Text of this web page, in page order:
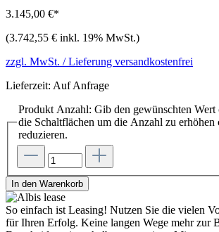
3.145,00 €*
(3.742,55 € inkl. 19% MwSt.)
zzgl. MwSt. / Lieferung versandkostenfrei
Lieferzeit: Auf Anfrage
Produkt Anzahl: Gib den gewünschten Wert
die Schaltflächen um die Anzahl zu erhöhen
reduzieren.
In den Warenkorb
So einfach ist Leasing! Nutzen Sie die vielen
für Ihren Erfolg. Keine langen Wege mehr zur